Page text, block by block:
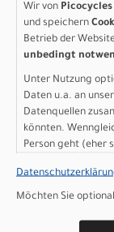
Scott
grey -
Modelljahr 2026
Nicht im
Art.Nr.
Größe: XXS
Farbe: carbon
pro Stück
4.999,00 EUR
Wir von Picocycles
und speichern
Betrieb der
unbedingt
Unter Nutzung
Daten u.a. an
Datenquellen
könnten.
Person geht (eher
sind wie bei uns in
Möchten Sie